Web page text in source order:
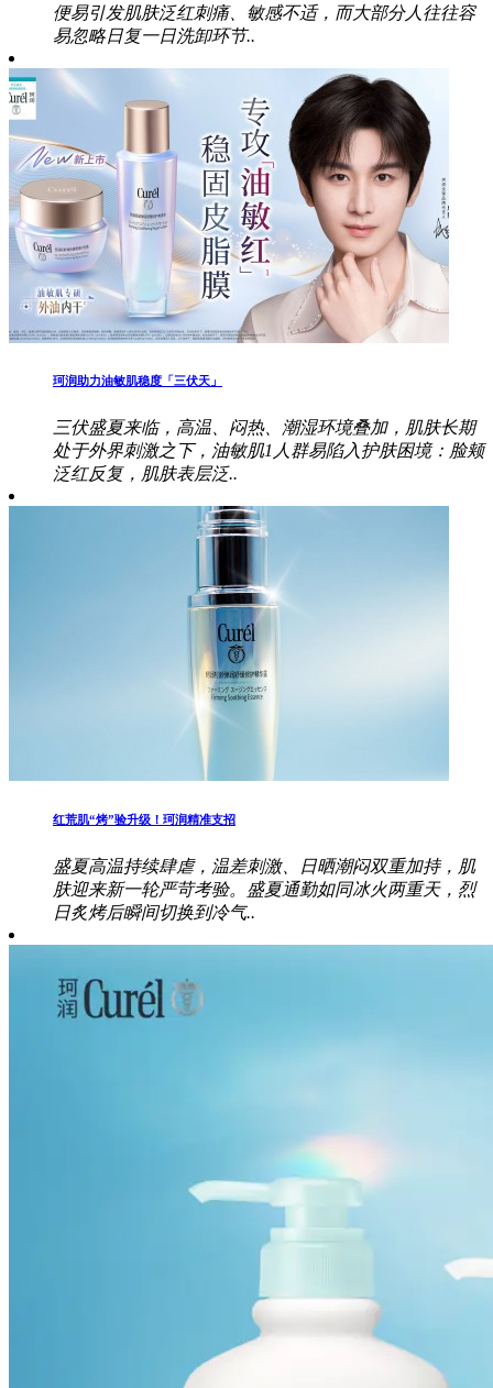
便易引发肌肤泛红刺痛、敏感不适，而大部分人往往容
易忽略日复一日洗卸环节..
珂润助力油敏肌稳度「三伏天」
三伏盛夏来临，高温、闷热、潮湿环境叠加，肌肤长期
处于外界刺激之下，油敏肌1人群易陷入护肤困境：脸颊
泛红反复，肌肤表层泛..
红荒肌“烤”验升级！珂润精准支招
盛夏高温持续肆虐，温差刺激、日晒潮闷双重加持，肌
肤迎来新一轮严苛考验。盛夏通勤如同冰火两重天，烈
日炙烤后瞬间切换到冷气..